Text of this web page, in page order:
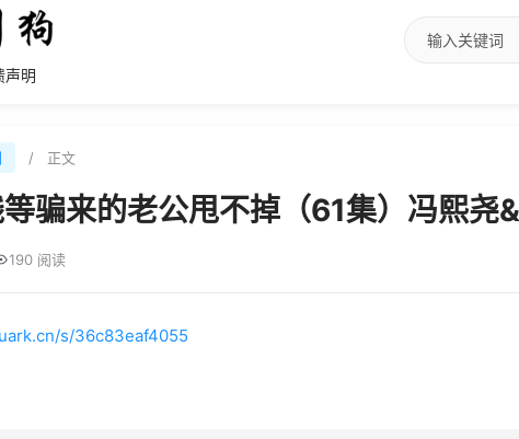
声明
/ 正文
骗来的老公甩不掉（61集）冯熙尧
190 阅读
s/36c83eaf4055